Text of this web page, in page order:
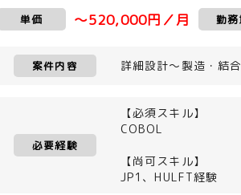
単価 ～520,000円／月 勤務
案件内容 詳細設計～製造・結
必要経験
【必須スキル】
COBOL
【尚可スキル】
JP1、HULFT経験